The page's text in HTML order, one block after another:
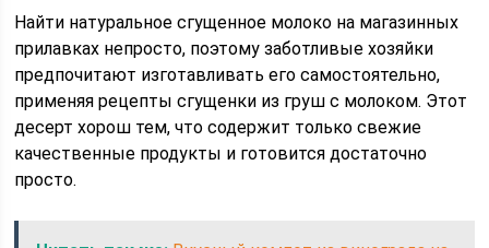
Найти натуральное сгущенное молоко на магазинных
прилавках непросто, поэтому заботливые хозяйки
предпочитают изготавливать его самостоятельно,
применяя рецепты сгущенки из груш с молоком. Этот
десерт хорош тем, что содержит только свежие
качественные продукты и готовится достаточно
просто.